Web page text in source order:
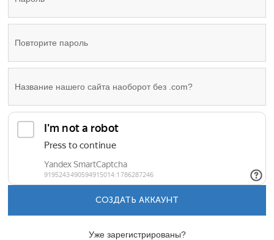
СОЗДАТЬ АККАУНТ
Уже зарегистрированы?